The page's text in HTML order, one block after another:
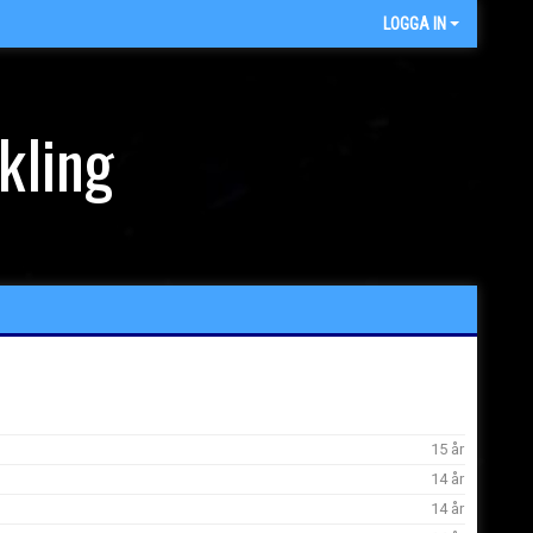
LOGGA IN
15 år
14 år
14 år